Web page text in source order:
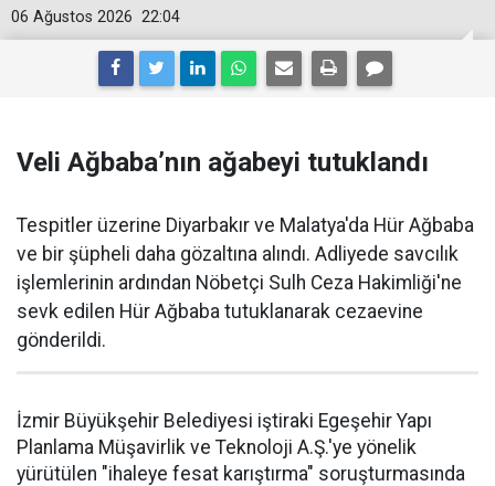
22:04
06 Ağustos 2026
Veli Ağbaba’nın ağabeyi tutuklandı
Tespitler üzerine Diyarbakır ve Malatya'da Hür Ağbaba
ve bir şüpheli daha gözaltına alındı. Adliyede savcılık
işlemlerinin ardından Nöbetçi Sulh Ceza Hakimliği'ne
sevk edilen Hür Ağbaba tutuklanarak cezaevine
gönderildi.
İzmir Büyükşehir Belediyesi iştiraki Egeşehir Yapı
Planlama Müşavirlik ve Teknoloji A.Ş.'ye yönelik
yürütülen "ihaleye fesat karıştırma" soruşturmasında